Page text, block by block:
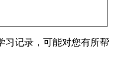
习记录，可能对您有所帮